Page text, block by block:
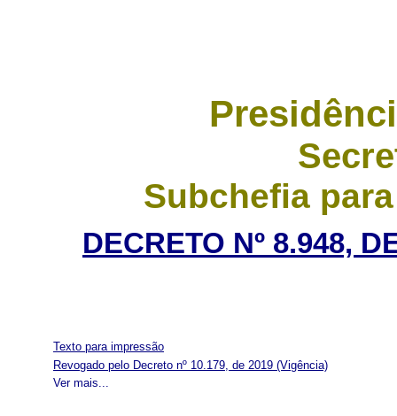
Subchefia
DECRETO Nº 8.948,
Texto para impressão
Ver mais...
Revogado pelo Decreto nº 10.179, de 2019 (Vigência)